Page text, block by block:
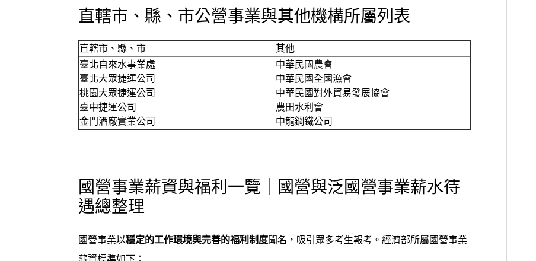
直轄市、縣、市公營事業與其他機構所屬列表
直轄市、縣、市
其他
臺北自來水事業處
臺北大眾捷運公司
桃園大眾捷運公司
臺中捷運公司
金門酒廠實業公司
中華民國農會
中華民國全國漁會
中華民國對外貿易發展協會
農田水利會
中龍鋼鐵公司
國營事業薪資與福利一覽｜國營與泛國營事業薪水待
遇總整理
國營事業以穩定的工作環境與完善的福利制度聞名，吸引眾多考生報考。經濟部所屬國營事業